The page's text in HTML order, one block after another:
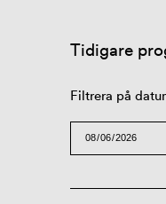
Tidigare
Filtrera på